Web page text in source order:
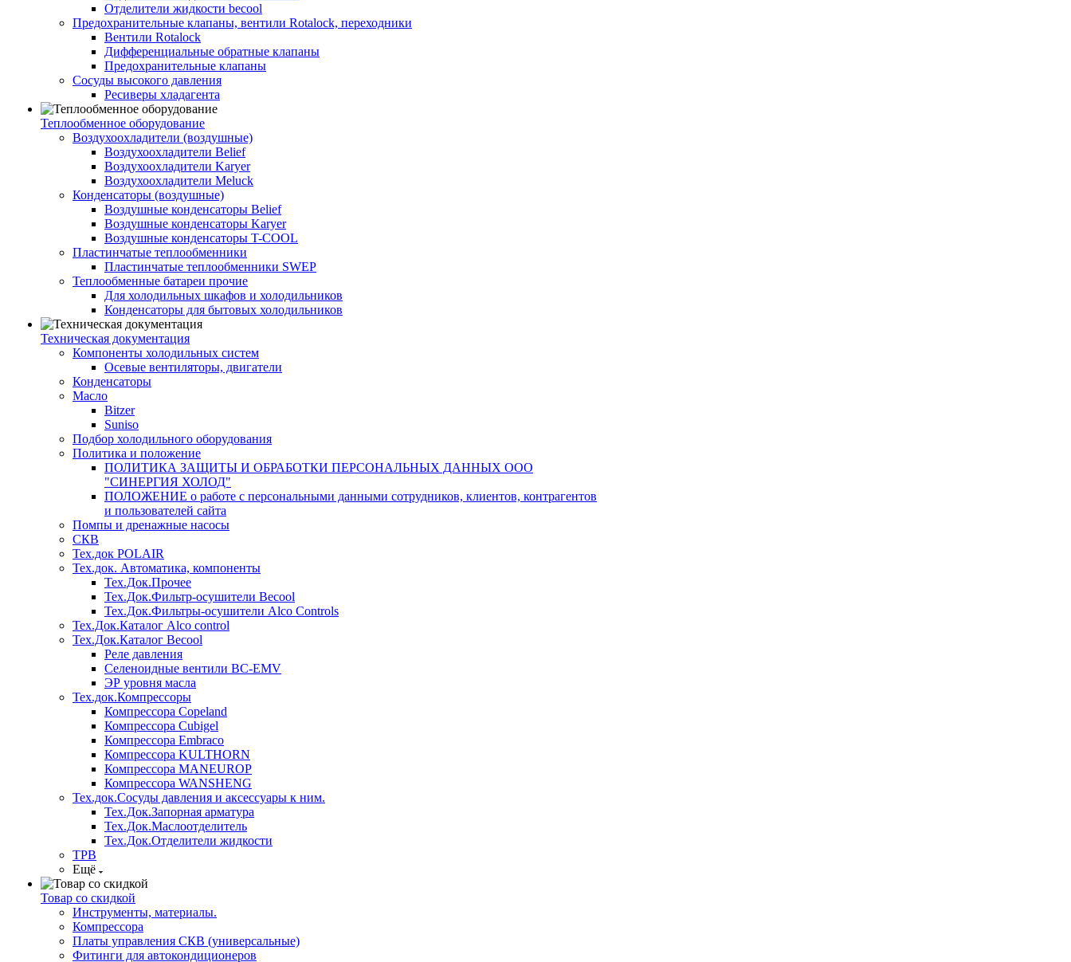
Отделители жидкости becool
Предохранительные клапаны, вентили Rotalock, переходники
Вентили Rotalock
Дифференциальные обратные клапаны
Предохранительные клапаны
Сосуды высокого давления
Ресиверы хладагента
Теплообменное оборудование
Воздухоохладители (воздушные)
Воздухоохладители Belief
Воздухоохладители Karyer
Воздухоохладители Meluck
Конденсаторы (воздушные)
Воздушные конденсаторы Belief
Воздушные конденсаторы Karyer
Воздушные конденсаторы T-COOL
Пластинчатые теплообменники
Пластинчатые теплообменники SWEP
Теплообменные батареи прочие
Для холодильных шкафов и холодильников
Конденсаторы для бытовых холодильников
Техническая документация
Компоненты холодильных систем
Осевые вентиляторы, двигатели
Конденсаторы
Масло
Bitzer
Suniso
Подбор холодильного оборудования
Политика и положение
ПОЛИТИКА ЗАЩИТЫ И ОБРАБОТКИ ПЕРСОНАЛЬНЫХ ДАННЫХ ООО
"СИНЕРГИЯ ХОЛОД"
ПОЛОЖЕНИЕ о работе с персональными данными сотрудников, клиентов, контрагентов
и пользователей сайта
Помпы и дренажные насосы
СКВ
Тех.док POLAIR
Тех.док. Автоматика, компоненты
Тех.Док.Прочее
Тех.Док.Фильтр-осушители Becool
Тех.Док.Фильтры-осушители Alco Controls
Тех.Док.Каталог Alco control
Тех.Док.Каталог Becool
Реле давления
Селеноидные вентили BC-EMV
ЭР уровня масла
Тех.док.Компрессоры
Компрессора Copeland
Компрессора Cubigel
Компрессора Embraco
Компрессора KULTHORN
Компрессора MANEUROP
Компрессора WANSHENG
Тех.док.Сосуды давления и аксессуары к ним.
Тех.Док.Запорная арматура
Тех.Док.Маслоотделитель
Тех.Док.Отделители жидкости
ТРВ
Ещё
Товар со скидкой
Инструменты, материалы.
Компрессора
Платы управления СКВ (универсальные)
Фитинги для автокондиционеров